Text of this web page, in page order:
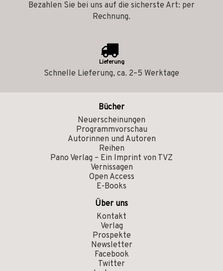
Bezahlen Sie bei uns auf die sicherste Art: per
Rechnung.
Lieferung
Schnelle Lieferung, ca. 2–5 Werktage
Bücher
Neuerscheinungen
Programmvorschau
Autorinnen und Autoren
Reihen
Pano Verlag – Ein Imprint von TVZ
Vernissagen
Open Access
E-Books
Über uns
Kontakt
Verlag
Prospekte
Newsletter
Facebook
Twitter